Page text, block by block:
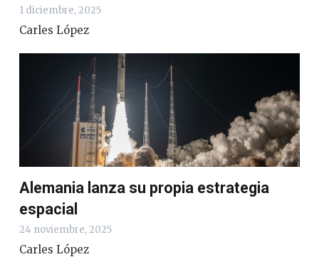
1 diciembre, 2025
Carles López
Alemania lanza su propia estrategia
espacial
24 noviembre, 2025
Carles López